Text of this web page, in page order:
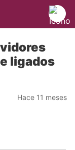
ligados
Hace 11 meses